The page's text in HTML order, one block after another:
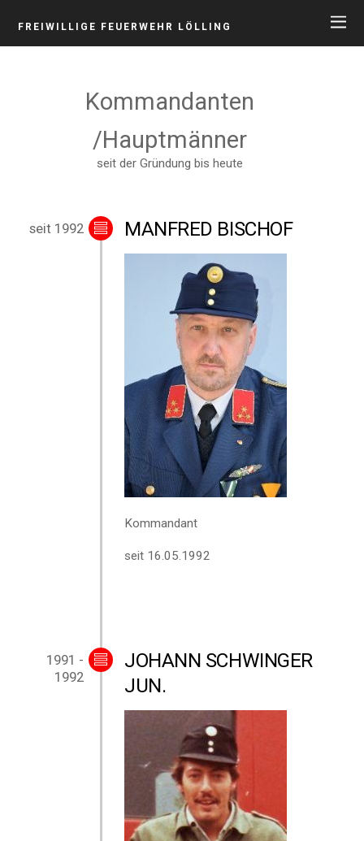
FREIWILLIGE FEUERWEHR LÖLLING
Kommandanten
/Hauptmänner
seit der Gründung bis heute
seit 1992 MANFRED BISCHOF
Kommandant
seit 16.05.1992
1991 -
1992
JOHANN SCHWINGER
JUN.